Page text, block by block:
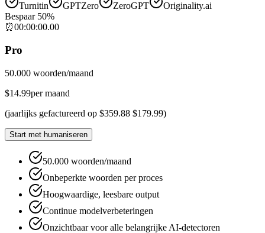
Turnitin GPTZero ZeroGPT
Originality.ai
Bespaar 50%
⏰00:00:00.00
Pro
50.000 woorden/maand
$14.99per maand
(jaarlijks gefactureerd op $359.88 $179.99)
Start met humaniseren
50.000 woorden/maand
Onbeperkte woorden per proces
Hoogwaardige, leesbare output
Continue modelverbeteringen
Onzichtbaar voor alle belangrijke AI-detectoren